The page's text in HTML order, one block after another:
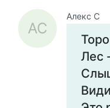
АС
Алекс С
Лес